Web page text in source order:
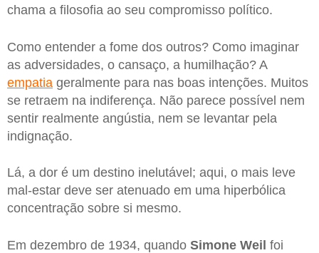
chama a filosofia ao seu compromisso político.
Como entender a fome dos outros? Como imaginar
as adversidades, o cansaço, a humilhação? A
empatia geralmente para nas boas intenções. Muitos
se retraem na indiferença. Não parece possível nem
sentir realmente angústia, nem se levantar pela
indignação.
Lá, a dor é um destino inelutável; aqui, o mais leve
mal-estar deve ser atenuado em uma hiperbólica
concentração sobre si mesmo.
Em dezembro de 1934, quando Simone Weil foi